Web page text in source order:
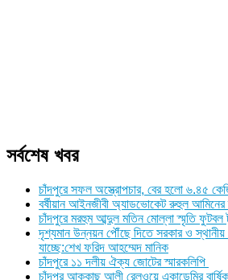
সর্বশেষ খবর
চাঁদপুরে সফল অস্ত্রোপচার, বের হলো ৬.৪৫
বর্ষীয়ান আইনজীবী অ্যাডভোকেট রুহুল
চাঁদপুরে মরহুম আব্দুল মতিন মোল্লা স্মৃতি ফুটবল
দৃশ্যমান উন্নয়ন পৌঁছে দিতে সরকার ও
যাচ্ছে:শেখ ফরিদ আহম্মেদ মানিক
চাঁদপুরে ১১ দলীয় ঐক্য জোটের স্মারকলিপি
চাঁদপুর আক্কাছ আলী রেলওয়ে একাডেমির